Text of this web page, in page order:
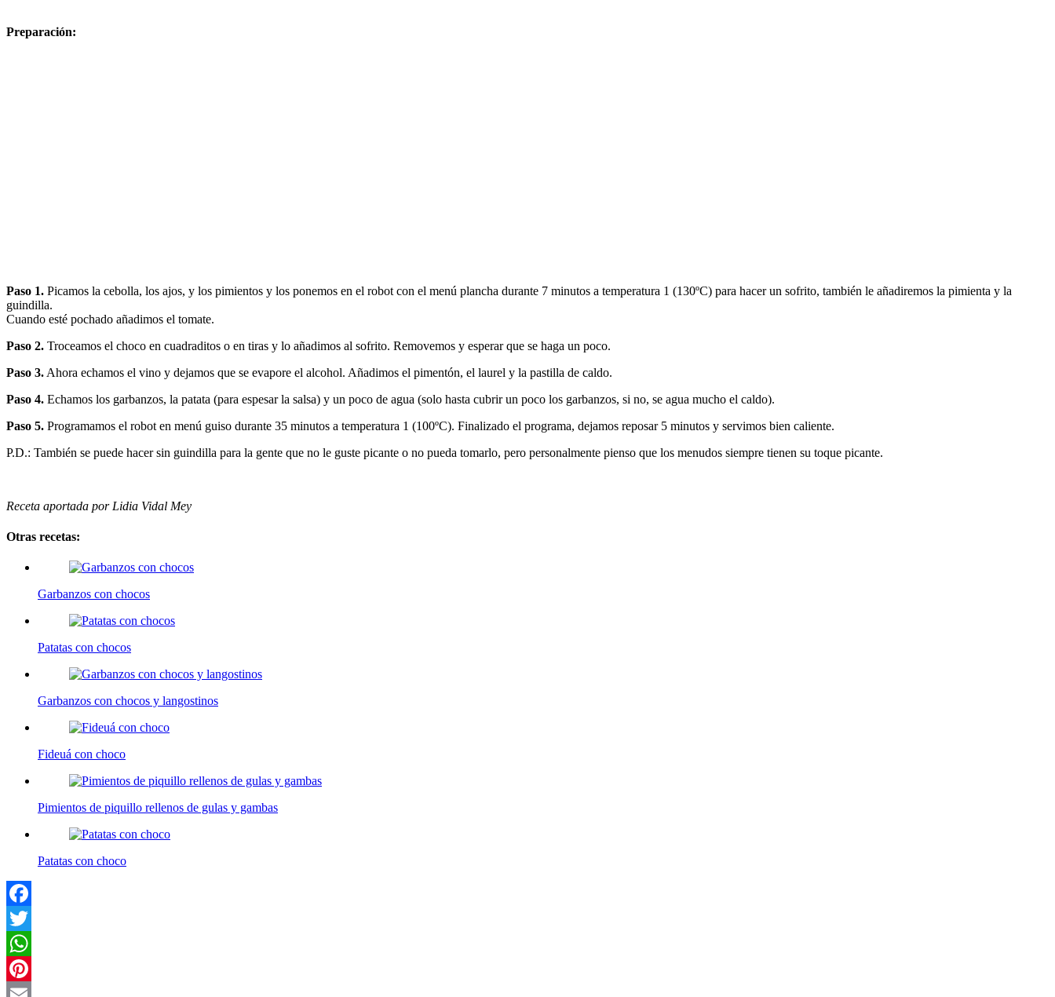
Preparación:
Paso 1. Picamos la cebolla, los ajos, y los pimientos y los ponemos en el robot con el menú plancha durante 7 minutos a temperatura 1 (130ºC) para hacer un sofrito, también le añadiremos la pimienta y la
guindilla.
Cuando esté pochado añadimos el tomate.
Paso 2. Troceamos el choco en cuadraditos o en tiras y lo añadimos al sofrito. Removemos y esperar que se haga un poco.
Paso 3. Ahora echamos el vino y dejamos que se evapore el alcohol. Añadimos el pimentón, el laurel y la pastilla de caldo.
Paso 4. Echamos los garbanzos, la patata (para espesar la salsa) y un poco de agua (solo hasta cubrir un poco los garbanzos, si no, se agua mucho el caldo).
Paso 5. Programamos el robot en menú guiso durante 35 minutos a temperatura 1 (100ºC). Finalizado el programa, dejamos reposar 5 minutos y servimos bien caliente.
P.D.: También se puede hacer sin guindilla para la gente que no le guste picante o no pueda tomarlo, pero personalmente pienso que los menudos siempre tienen su toque picante.
Receta aportada por Lidia Vidal Mey
Otras recetas:
Garbanzos con chocos
Patatas con chocos
Garbanzos con chocos y langostinos
Fideuá con choco
Pimientos de piquillo rellenos de gulas y gambas
Patatas con choco
Facebook
Twitter
WhatsApp
Pinterest